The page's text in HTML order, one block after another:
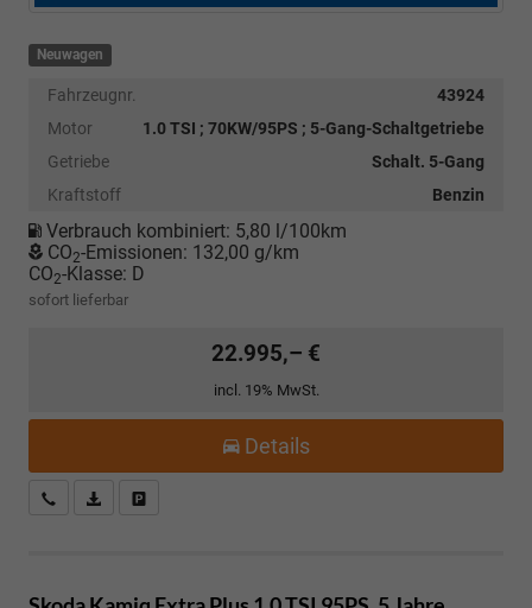
Neuwagen
Fahrzeugnr.
43924
Motor
1.0 TSI ; 70KW/95PS ; 5-Gang-Schaltgetriebe
Getriebe
Schalt. 5-Gang
Kraftstoff
Benzin
Verbrauch kombiniert: 5,80 l/100km
CO2-Emissionen: 132,00 g/km
CO2-Klasse: D
sofort lieferbar
22.995,– €
incl. 19% MwSt.
Details
Kostenloser Rückruf-Service
PDF-Datei, Fahrzeugexposé drucken